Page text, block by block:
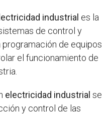
industrial es la
de control y
de equipos
el funcionamiento de
electricidad industrial se
y control de las